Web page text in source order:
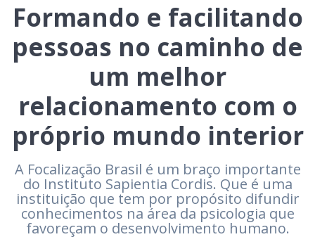
Formando e facilitando
pessoas no caminho de
um melhor
relacionamento com o
próprio mundo interior
A Focalização Brasil é um braço importante
do Instituto Sapientia Cordis. Que é uma
instituição que tem por propósito difundir
conhecimentos na área da psicologia que
favoreçam o desenvolvimento humano.